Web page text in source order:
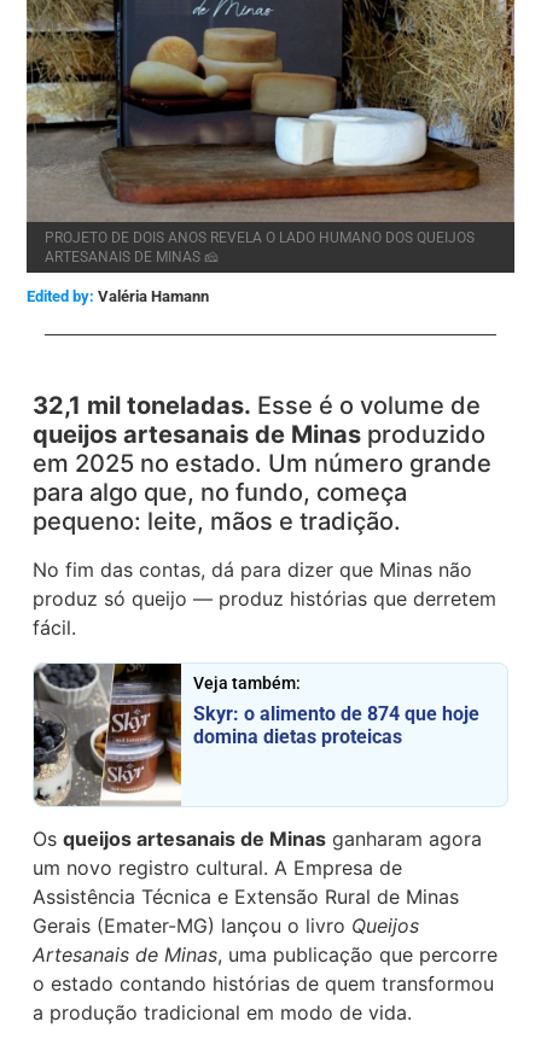
PROJETO DE DOIS ANOS REVELA O LADO HUMANO DOS QUEIJOS
ARTESANAIS DE MINAS 🧀
Edited by: Valéria Hamann
32,1 mil toneladas. Esse é o volume de
queijos artesanais de Minas produzido
em 2025 no estado. Um número grande
para algo que, no fundo, começa
pequeno: leite, mãos e tradição.
No fim das contas, dá para dizer que Minas não
produz só queijo — produz histórias que derretem
fácil.
Veja também:
Skyr: o alimento de 874 que hoje
domina dietas proteicas
Osqueijos artesanais de Minas ganharam agora
um novo registro cultural. A Empresa de
Assistência Técnica e Extensão Rural de Minas
Gerais (Emater-MG) lançou o livro Queijos
Artesanais de Minas, uma publicação que percorre
o estado contando histórias de quem transformou
a produção tradicional em modo de vida.